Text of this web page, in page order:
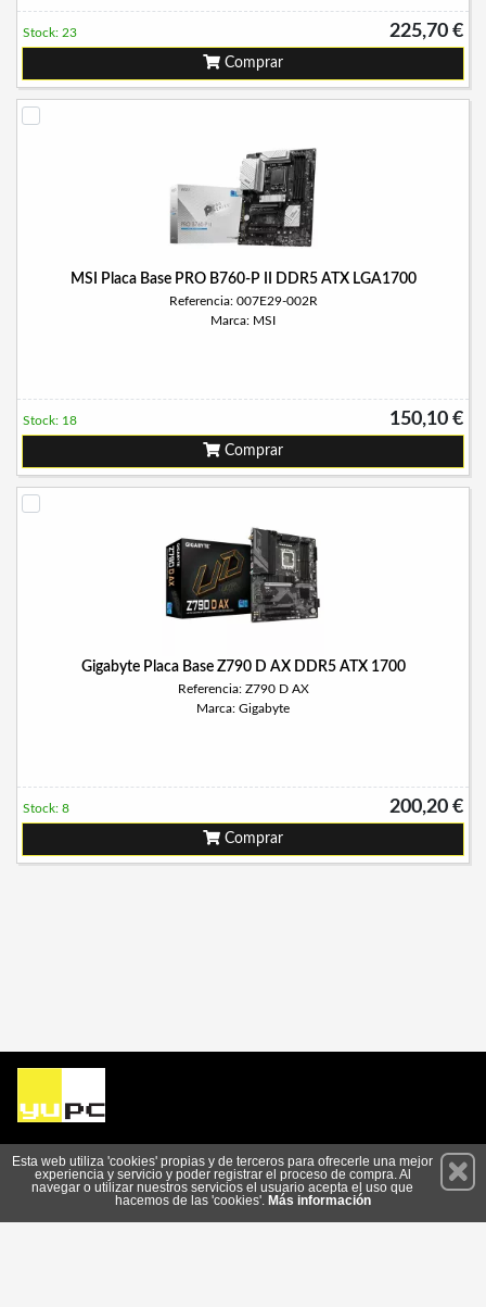
225,70 €
Stock: 23
Comprar
MSI Placa Base PRO B760-P II DDR5 ATX LGA1700
Referencia: 007E29-002R
Marca: MSI
150,10 €
Stock: 18
Comprar
Gigabyte Placa Base Z790 D AX DDR5 ATX 1700
Referencia: Z790 D AX
Marca: Gigabyte
200,20 €
Stock: 8
Comprar
Suscríbete
Esta web utiliza 'cookies' propias y de terceros para ofrecerle una mejor
experiencia y servicio y poder registrar el proceso de compra. Al
navegar o utilizar nuestros servicios el usuario acepta el uso que
hacemos de las 'cookies'. Más información